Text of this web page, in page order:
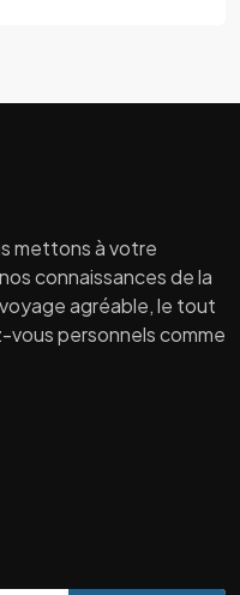
mettons à votre
connaissances de la
agréable, le tout
vous personnels comme